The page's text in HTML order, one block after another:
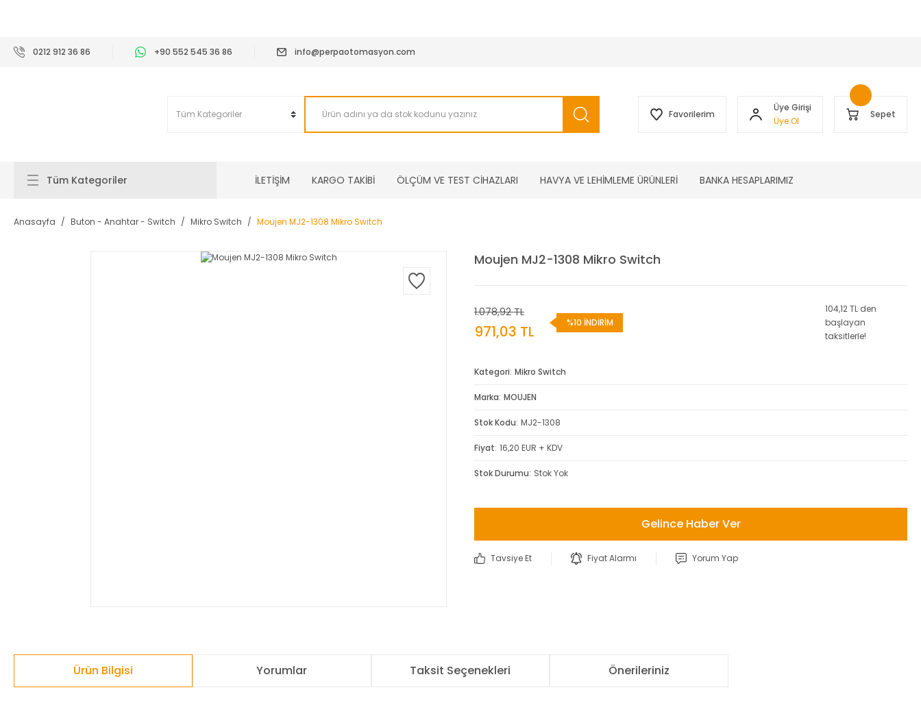
0212 912 36 86 +90 552 545 36 86 info@perpaotomasyon.com
Favorilerim
Üye Girişi
Üye Ol
Sepet
Tüm Kategoriler İLETİŞİM KARGO TAKİBİ ÖLÇÜM VE TEST CİHAZLARI HAVYA VE LEHİMLEME ÜRÜNLERİ BANKA HESAPLARIMIZ
Anasayfa Buton - Anahtar - Switch Mikro Switch Moujen MJ2-1308 Mikro Switch
Moujen MJ2-1308 Mikro Switch
1.078,92 TL
971,03 TL %10 İNDİRİM
104,12 TL den
başlayan
taksitlerle!
Kategori Mikro Switch
Marka MOUJEN
Stok Kodu MJ2-1308
Fiyat 16,20 EUR + KDV
Stok Durumu Stok Yok
Gelince Haber Ver
Tavsiye Et Fiyat Alarmı Yorum Yap
Ürün Bilgisi Yorumlar Taksit Seçenekleri Önerileriniz